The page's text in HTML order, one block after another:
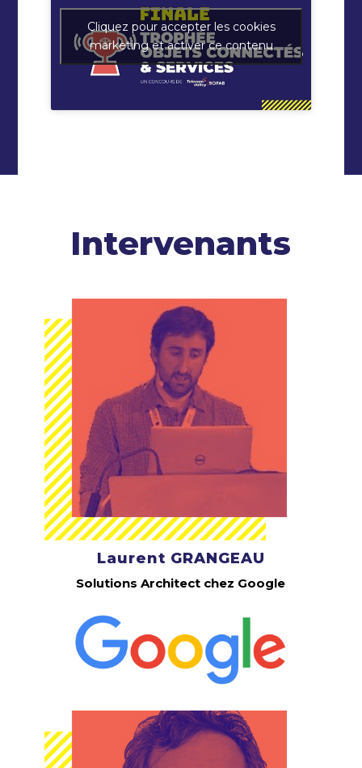
Cliquez pour accepter les cookies
marketing et activer ce contenu
Intervenants
Laurent GRANGEAU
Solutions Architect chez Google